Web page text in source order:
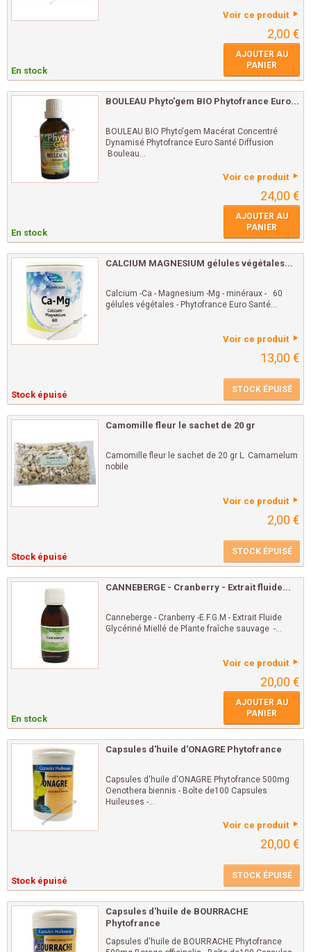
Voir ce produit
2,00 €
En stock
AJOUTER AU
PANIER
BOULEAU Phyto'gem BIO Phytofrance Euro...
BOULEAU BIO Phyto'gem Macérat Concentré
Dynamisé Phytofrance Euro Santé Diffusion
Bouleau...
Voir ce produit
24,00 €
En stock
AJOUTER AU
PANIER
CALCIUM MAGNESIUM gélules végétales...
Calcium -Ca - Magnesium -Mg - minéraux - 60
gélules végétales - Phytofrance Euro Santé...
Voir ce produit
13,00 €
Stock épuisé STOCK ÉPUISÉ
Camomille fleur le sachet de 20 gr
Camomille fleur le sachet de 20 gr L. Camamelum
nobile
Voir ce produit
2,00 €
Stock épuisé STOCK ÉPUISÉ
CANNEBERGE - Cranberry - Extrait fluide...
Canneberge - Cranberry -E.F.G.M - Extrait Fluide
Glycériné Miellé de Plante fraîche sauvage -...
Voir ce produit
20,00 €
En stock
AJOUTER AU
PANIER
Capsules d'huile d'ONAGRE Phytofrance
Capsules d'huile d'ONAGRE Phytofrance 500mg
Oenothera biennis - Boîte de100 Capsules
Huileuses -...
Voir ce produit
20,00 €
Stock épuisé STOCK ÉPUISÉ
Capsules d'huile de BOURRACHE
Phytofrance
Capsules d'huile de BOURRACHE Phytofrance